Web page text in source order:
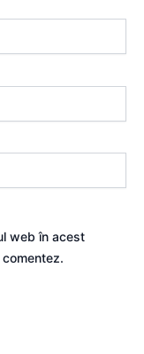
web în acest